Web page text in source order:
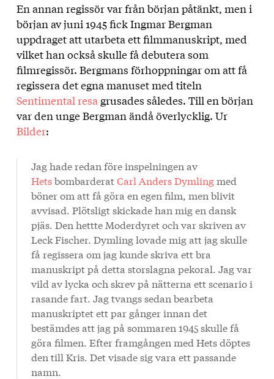
En annan regissör var från början påtänkt, men i
början av juni 1945 fick Ingmar Bergman
uppdraget att utarbeta ett filmmanuskript, med
vilket han också skulle få debutera som
filmregissör. Bergmans förhoppningar om att få
regissera det egna manuset med titeln
Sentimental resagrusades således. Till en början
var den unge Bergman ändå överlycklig. Ur
Bilder:
Jag hade redan före inspelningen av
HetsbombarderatCarl Anders Dymlingmed
böner om att få göra en egen film, men blivit
avvisad. Plötsligt skickade han mig en dansk
pjäs. Den hettte Moderdyret och var skriven av
Leck Fischer. Dymling lovade mig att jag skulle
få regissera om jag kunde skriva ett bra
manuskript på detta storslagna pekoral. Jag var
vild av lycka och skrev på nätterna ett scenario i
rasande fart. Jag tvangs sedan bearbeta
manuskriptet ett par gånger innan det
bestämdes att jag på sommaren 1945 skulle få
göra filmen. Efter framgången med Hets döptes
den till Kris. Det visade sig vara ett passande
namn.